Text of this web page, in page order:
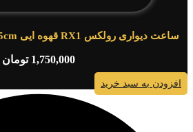
ساعت دیواری رولکس RX1 قهوه ایی 45cm( ایندکس خطی و گرد)
1,750,000 تومان
افزودن به سبد خرید